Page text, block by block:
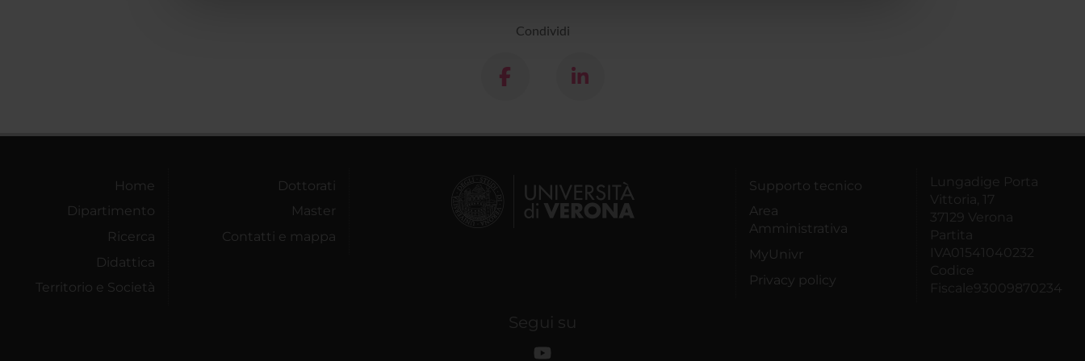
Condividi
Home
Dipartimento
Ricerca
Didattica
Territorio e Società
Dottorati
Master
Contatti e mappa
Supporto tecnico
Area
Amministrativa
MyUnivr
Privacy policy
Lungadige Porta
Vittoria, 17
37129 Verona
Partita
IVA01541040232
Codice
Fiscale93009870234
Segui su